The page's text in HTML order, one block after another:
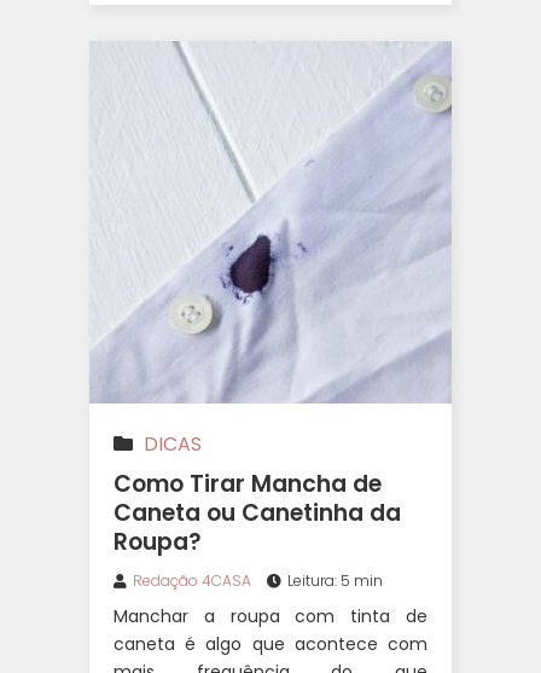
DICAS
Como Tirar Mancha de
Caneta ou Canetinha da
Roupa?
Redação 4CASA Leitura: 5 min
Manchar a roupa com tinta de
caneta é algo que acontece com